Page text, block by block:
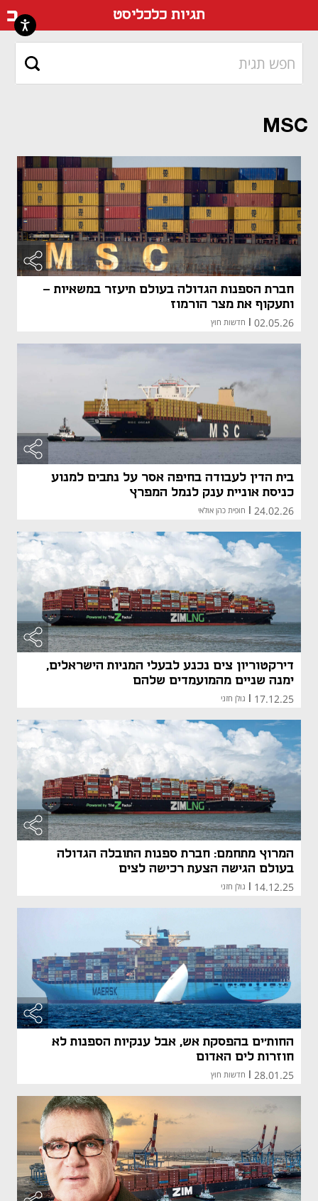
תגיות כלכליסט
MSC
חברת הספנות הגדולה בעולם תיעזר במשאיות -
ותעקוף את מצר הורמוז
02.05.26 חדשות חוץ
בית הדין לעבודה בחיפה אסר על נתבים למנוע
כניסת אוניית ענק לנמל המפרץ
24.02.26 חופית כהן אולאי
דירקטוריון צים נכנע לבעלי המניות הישראלים,
ימנה שניים מהמועמדים שלהם
17.12.25 גולן חזני
המרוץ מתחמם: חברת ספנות התובלה הגדולה
בעולם הגישה הצעת רכישה לצים
14.12.25 גולן חזני
החות'ים בהפסקת אש, אבל ענקיות הספנות לא
חוזרות לים האדום
28.01.25 חדשות חוץ